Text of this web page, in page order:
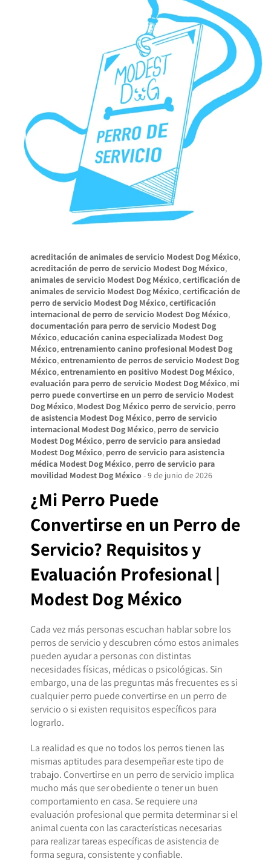
acreditación de animales de servicio Modest Dog México,
acreditación de perro de servicio Modest Dog México,
animales de servicio Modest Dog México,certificación de
animales de servicio Modest Dog México,certificación de
perro de servicio Modest Dog México,certificación
internacional de perro de servicio Modest Dog México,
documentación para perro de servicio Modest Dog
México,educación canina especializada Modest Dog
México,entrenamiento canino profesional Modest Dog
México,entrenamiento de perros de servicio Modest Dog
México,entrenamiento en positivo Modest Dog México,
evaluación para perro de servicio Modest Dog México, mi
perro puede convertirse en un perro de servicio Modest
Dog México, Modest Dog México perro de servicio, perro
de asistencia Modest Dog México, perro de servicio
internacional Modest Dog México, perro de servicio
Modest Dog México, perro de servicio para ansiedad
Modest Dog México, perro de servicio para asistencia
médica Modest Dog México, perro de servicio para
movilidad Modest Dog México-9 de junio de 2026
¿Mi Perro Puede
Convertirse en un Perro de
Servicio? Requisitos y
Evaluación Profesional |
Modest Dog México
Cada vez más personas escuchan hablar sobre los
perros de servicio y descubren cómo estos animales
pueden ayudar a personas con distintas
necesidades físicas, médicas o psicológicas. Sin
embargo, una de las preguntas más frecuentes es si
cualquier perro puede convertirse en un perro de
servicio o si existen requisitos específicos para
lograrlo.
La realidad es que no todos los perros tienen las
mismas aptitudes para desempeñar este tipo de
trabajo. Convertirse en un perro de servicio implica
mucho más que ser obediente o tener un buen
comportamiento en casa. Se requiere una
evaluación profesional que permita determinar si el
animal cuenta con las características necesarias
para realizar tareas específicas de asistencia de
forma segura, consistente y confiable.